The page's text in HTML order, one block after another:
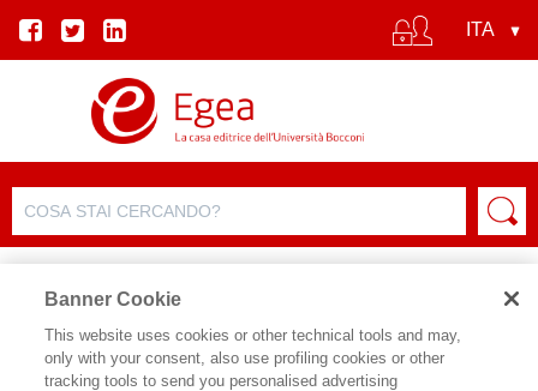
Banner Cookie
This website uses cookies or other technical tools and may,
only with your consent, also use profiling cookies or other
tracking tools to send you personalised advertising